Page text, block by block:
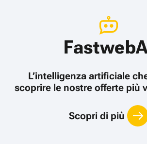
L’intelligenza artificiale
scoprire le nostre offerte più
Scopri di più